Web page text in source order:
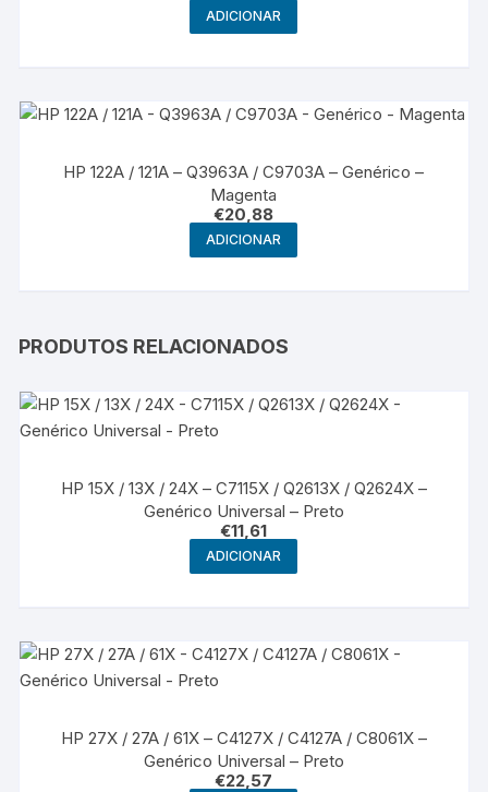
ADICIONAR
HP 122A / 121A – Q3963A / C9703A – Genérico –
Magenta
€20,88
ADICIONAR
PRODUTOS RELACIONADOS
HP 15X / 13X / 24X – C7115X / Q2613X / Q2624X –
Genérico Universal – Preto
€11,61
ADICIONAR
HP 27X / 27A / 61X – C4127X / C4127A / C8061X –
Genérico Universal – Preto
€22,57